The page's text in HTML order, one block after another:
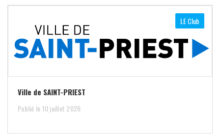
LE Club
Ville de SAINT-PRIEST
Publié le 10 juillet 2026